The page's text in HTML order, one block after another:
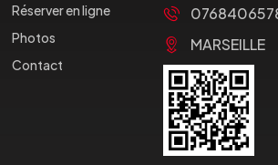
Réserver en ligne
Photos
Contact
MARSEILLE